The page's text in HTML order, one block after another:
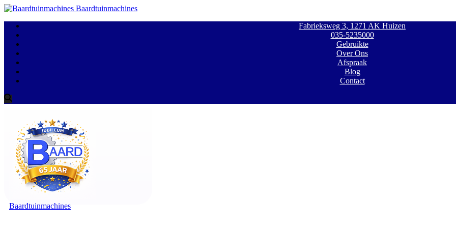
Baardtuinmachines
Fabrieksweg 3, 1271 AK Huizen
035-5235000
Gebruikte
Over Ons
Afspraak
Blog
Contact
Baardtuinmachines